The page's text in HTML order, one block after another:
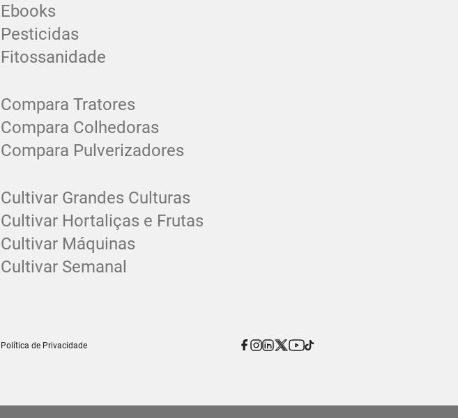
Ebooks
Pesticidas
Fitossanidade
Compara Tratores
Compara Colhedoras
Compara Pulverizadores
Cultivar Grandes Culturas
Cultivar Hortaliças e Frutas
Cultivar Máquinas
Cultivar Semanal
Política de Privacidade